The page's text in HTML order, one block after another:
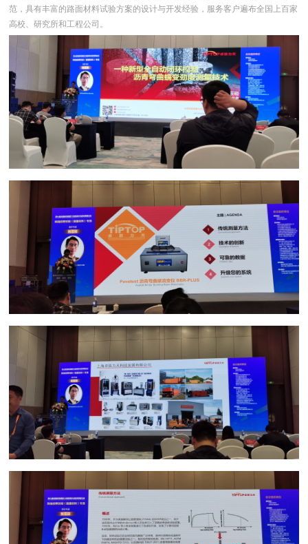
范，具有丰富的路面材料试验方案的设计与开发经验，服务客户遍布全国上百家
高校、研究所和工程公司。